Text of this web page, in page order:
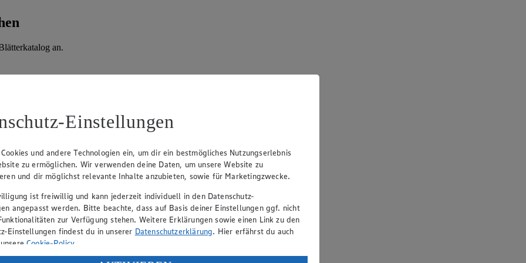
an.
an.
Einstellungen
und andere Technologien ein, um dir ein bestmögliches Nutzungserlebnis
zu ermöglichen. Wir verwenden deine Daten, um unsere Website zu
und dir möglichst relevante Inhalte anzubieten, sowie für Marketingzwecke.
ist freiwillig und kann jederzeit individuell in den Datenschutz-
angepasst werden. Bitte beachte, dass auf Basis deiner Einstellungen ggf. nicht
zur Verfügung stehen. Weitere Erklärungen sowie einen Link zu den
Einstellungen findest du in unserer Datenschutzerklärung. Hier erfährst du auch
Cookie-Policy.